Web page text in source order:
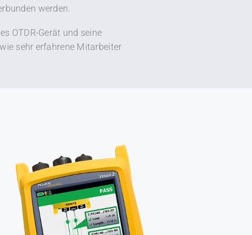
werden.
OTDR-Gerät und seine
sehr erfahrene Mitarbeiter